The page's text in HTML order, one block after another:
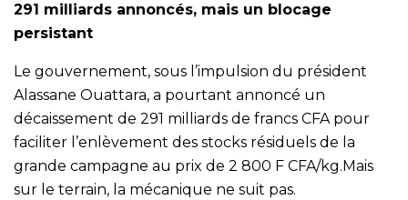
291 milliards annoncés, mais un blocage
persistant
Le gouvernement, sous l’impulsion du président
Alassane Ouattara, a pourtant annoncé un
décaissement de 291 milliards de francs CFA pour
faciliter l’enlèvement des stocks résiduels de la
grande campagne au prix de 2 800 F CFA/kg.Mais
sur le terrain, la mécanique ne suit pas.